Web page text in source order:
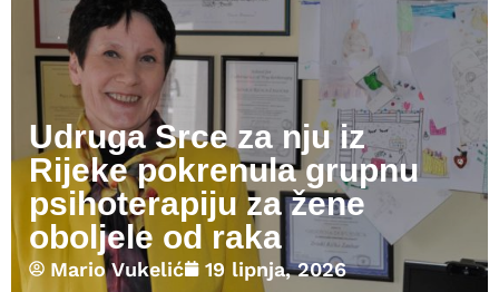
Udruga Srce za nju iz
Rijeke pokrenula grupnu
psihoterapiju za žene
oboljele od raka
Mario Vukelić 19 lipnja, 2026